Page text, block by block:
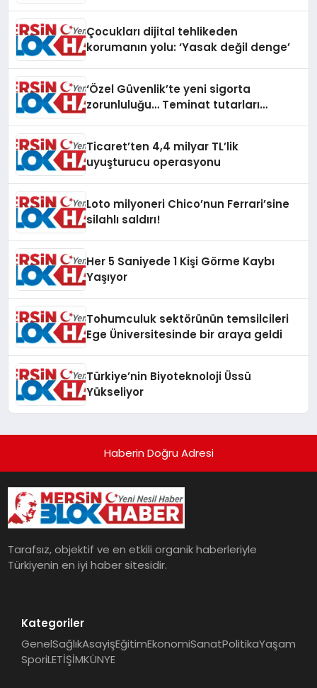
Çocukları dijital tehlikeden
korumanın yolu: ‘Yasak değil denge’
‘Özel Güvenlik’te yeni sigorta
zorunluluğu… Teminat tutarları
Ticaret’ten 4,4 milyar TL’lik
uyuşturucu operasyonu
Loto milyoneri Chico’nun Ferrari’sine
silahlı saldırı!
Her 5 Saniyede 1 Kişi Görme Kaybı
Yaşıyor
Tohumculuk sektörünün temsilcileri
Ege Üniversitesinde bir araya geldi
Türkiye’nin Biyoteknoloji Üssü
Yükseliyor
Haberin Doğru Adresi
Tarafsız, objektif ve en etkili organik haberleriyle
Türkiyenin en iyi haber sitesidir.
Kategoriler
GenelSağlıkAsayişEğitimEkonomiSanatPolitikaYaşam
SporiLETİŞİMKÜNYE